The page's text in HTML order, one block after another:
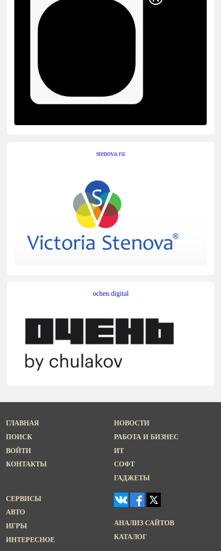
stenova.ru
ochen.digital
ГЛАВНАЯ
ПОИСК
ВОЙТИ
КОНТАКТЫ
НОВОСТИ
РАБОТА И БИЗНЕС
ИТ
СОФТ
ГАДЖЕТЫ
СЕРВИСЫ
АВТО
ИГРЫ
ИНТЕРЕСНОЕ
АНАЛИЗ САЙТОВ
КАТАЛОГ